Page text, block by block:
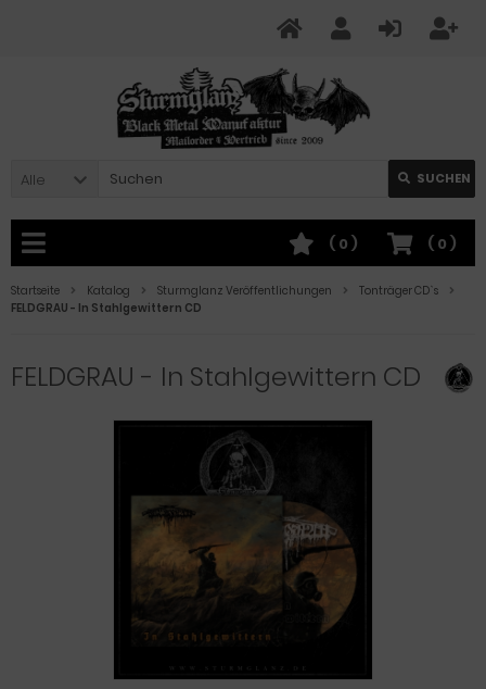
Alle SUCHEN
( 0 )
( 0 )
Startseite Katalog Sturmglanz Veröffentlichungen
Tonträger CD`s
FELDGRAU - In Stahlgewittern CD
FELDGRAU - In Stahlgewittern CD